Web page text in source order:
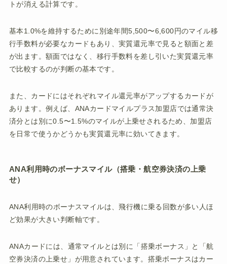
トが消える計算です。
基本1.0%を維持するために別途年間5,500〜6,600円のマイル移
行手数料が必要なカードもあり、実質還元率で見ると額面と差
が出ます。額面ではなく、移行手数料を差し引いた実質還元率
で比較するのが判断の基本です。
また、カードにはそれぞれマイル還元率がアップするカードが
あります。例えば、ANAカードマイルプラス加盟店では通常決
済分とは別に0.5〜1.5%のマイルが上乗せされるため、加盟店
を日常で使うかどうかも実質還元率に効いてきます。
ANA利用時のボーナスマイル（搭乗・航空券決済の上乗
せ）
ANA利用時のボーナスマイルは、飛行機に乗る回数が多い人ほ
ど効果が大きい判断軸です。
ANAカードには、通常マイルとは別に「搭乗ボーナス」と「航
空券決済の上乗せ」が用意されています。搭乗ボーナスはカー